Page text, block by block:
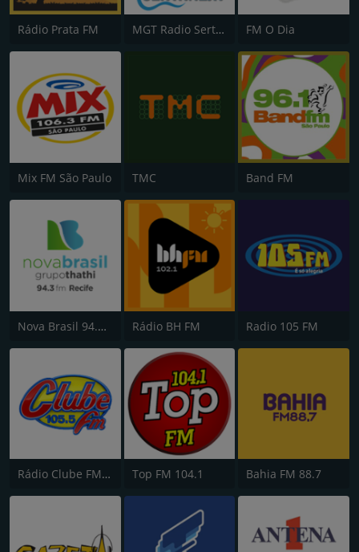
Rádio Prata FM MGT Radio Sertaneja FM O Dia
Mix FM São Paulo TMC Band FM
Nova Brasil 94.3 FM Rádio BH FM Radio 105 FM
Rádio Clube FM - Brasília 105.5 Top FM 104.1 Bahia FM 88.7